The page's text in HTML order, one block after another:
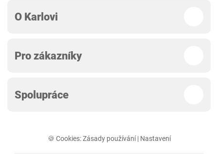
O Karlovi
Pro zákazníky
Spolupráce
🍪 Cookies:Zásady používání| Nastavení